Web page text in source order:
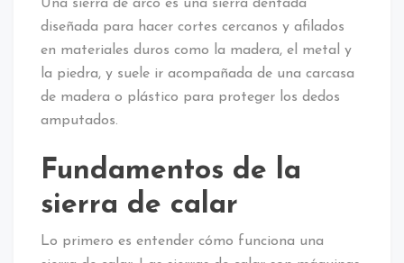
Una sierra de arco es una sierra dentada
diseñada para hacer cortes cercanos y afilados
en materiales duros como la madera, el metal y
la piedra, y suele ir acompañada de una carcasa
de madera o plástico para proteger los dedos
amputados.
Fundamentos de la
sierra de calar
Lo primero es entender cómo funciona una